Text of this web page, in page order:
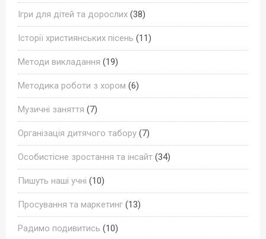
Ігри для дітей та дорослих (38)
Історії християнських пісень (11)
Методи викладання (19)
Методика роботи з хором (6)
Музичні заняття (7)
Організація дитячого табору (7)
Особистісне зростання та інсайт (34)
Пишуть наші учні (10)
Просування та маркетинг (13)
Радимо подивитись (10)